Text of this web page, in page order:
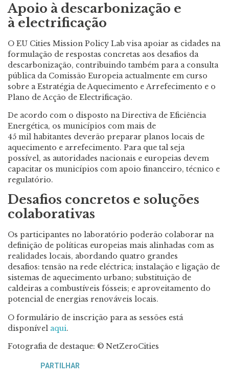
Apoio à descarbonização e
à electrificação
O EU Cities Mission Policy Lab visa apoiar as cidades na
formulação de respostas concretas aos desafios da
descarbonização, contribuindo também para a consulta
pública da Comissão Europeia actualmente em curso
sobre a Estratégia de Aquecimento e Arrefecimento e o
Plano de Acção de Electrificação.
De acordo com o disposto na Directiva de Eficiência
Energética, os municípios com mais de
45 mil habitantes deverão preparar planos locais de
aquecimento e arrefecimento. Para que tal seja
possível, as autoridades nacionais e europeias devem
capacitar os municípios com apoio financeiro, técnico e
regulatório.
Desafios concretos e soluções
colaborativas
Os participantes no laboratório poderão colaborar na
definição de políticas europeias mais alinhadas com as
realidades locais, abordando quatro grandes
desafios: tensão na rede eléctrica; instalação e ligação de
sistemas de aquecimento urbano; substituição de
caldeiras a combustíveis fósseis; e aproveitamento do
potencial de energias renováveis locais.
O formulário de inscrição para as sessões está
disponível aqui.
Fotografia de destaque: © NetZeroCities
PARTILHAR